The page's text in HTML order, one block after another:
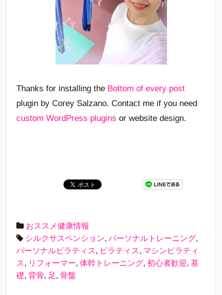
Thanks for installing the Bottom of every post
plugin by Corey Salzano. Contact me if you need
custom WordPress plugins or website design.
おススメ健康情報
シルクサスペンション, パーソナルトレーニング,
パーソナルピラティス, ピラティス, マシンピラティ
ス, リフォーマー, 体幹トレーニング, 初心者歓迎, 基
礎, 背骨, 足, 骨盤